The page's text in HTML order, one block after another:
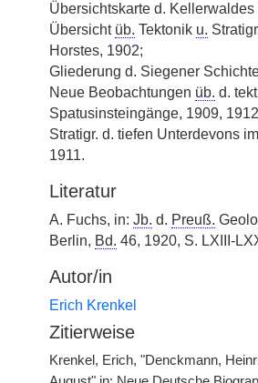
Übersichtskarte d. Kellerwaldes
Übersicht üb. Tektonik u.
Horstes, 1902;
Gliederung d. Siegener
Neue Beobachtungen üb. d.
Spatusinsteingänge, 1909,
Stratigr. d. tiefen Unterdevons
1911.
Literatur
A. Fuchs, in: Jb. d. Preuß.
Berlin, Bd. 46, 1920, S. LXIII-
Autor/in
Erich Krenkel
Zitierweise
Krenkel, Erich, "Denckmann,